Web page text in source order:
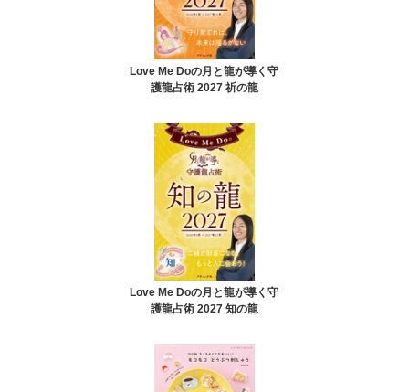
Love Me Doの月と龍が導く守
護龍占術 2027 祈の龍
Love Me Doの月と龍が導く守
護龍占術 2027 知の龍